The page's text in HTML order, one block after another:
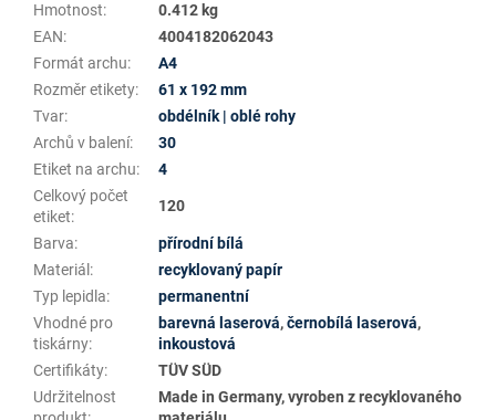
Hmotnost:
0.412 kg
EAN:
4004182062043
Formát archu:
A4
Rozměr etikety:
61 x 192 mm
Tvar:
obdélník | oblé rohy
Archů v balení:
30
Etiket na archu:
4
Celkový počet
etiket:
120
Barva:
přírodní bílá
Materiál :
recyklovaný papír
Typ lepidla:
permanentní
Vhodné pro
tiskárny:
barevná laserová,černobílá laserová,
inkoustová
Certifikáty:
TÜV SÜD
Udržitelnost
Made in Germany, vyroben z recyklovaného